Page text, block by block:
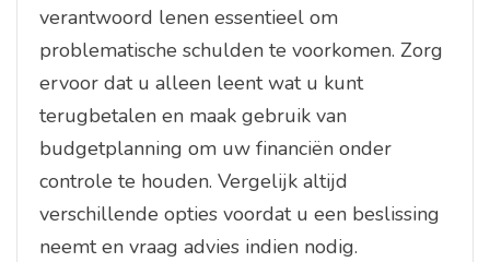
verantwoord lenen essentieel om
problematische schulden te voorkomen. Zorg
ervoor dat u alleen leent wat u kunt
terugbetalen en maak gebruik van
budgetplanning om uw financiën onder
controle te houden. Vergelijk altijd
verschillende opties voordat u een beslissing
neemt en vraag advies indien nodig.